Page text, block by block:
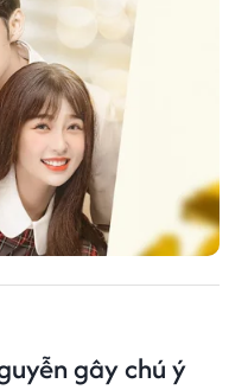
gây chú ý